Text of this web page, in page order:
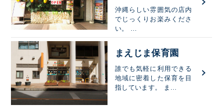
沖縄らしい雰囲気の店内
でじっくりお楽みくださ
い。 …
まえじま保育園
誰でも気軽に利用できる
地域に密着した保育を目
指しています。 ま…